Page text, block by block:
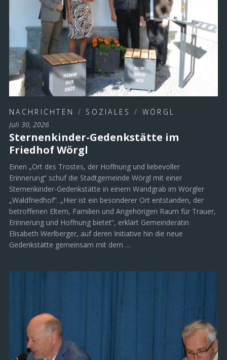
NACHRICHTEN / SOZIALES / WÖRGL
Juli 30, 2026
Sternenkinder-Gedenkstätte im
Friedhof Wörgl
Einen „Ort des Trostes, der Hoffnung und liebevoller
Erinnerung“ schuf die Stadtgemeinde Wörgl mit einer
Sternenkinder-Gedenkstätte in einem Wandgrab im Wörgler
„Waldfriedhof“. „Hier ist ein besonderer Ort entstanden, der
betroffenen Eltern, Familien und Angehörigen Raum für Trauer,
Erinnerung und Hoffnung bietet“, erklärt Gemeinderätin
Elisabeth Werlberger, auf deren Initiative hin die neue
Gedenkstätte gemeinsam mit dem …